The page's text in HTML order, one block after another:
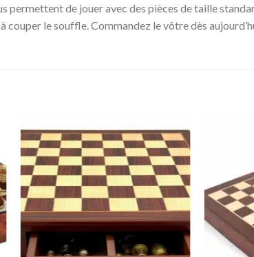
permettent de jouer avec des pièces de taille
le souffle. Commandez le vôtre dès